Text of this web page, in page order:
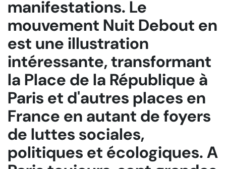
manifestations. Le
mouvement Nuit Debout en
est une illustration
intéressante, transformant
la Place de la République à
Paris et d'autres places en
France en autant de foyers
de luttes sociales,
politiques et écologiques. A